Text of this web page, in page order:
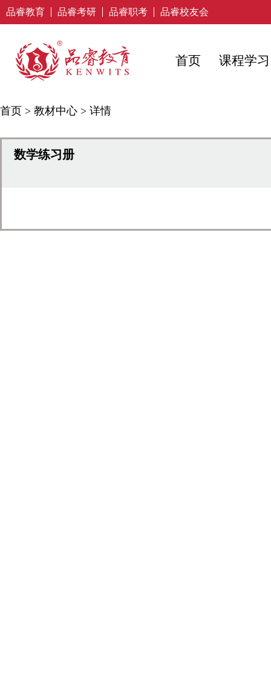
品睿教育 品睿考研 品睿职考 品睿校友会
首页 课程学习
首页 > 教材中心 > 详情
数学练习册